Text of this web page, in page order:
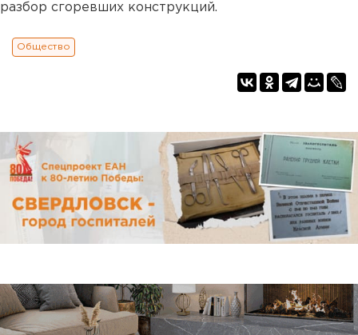
разбор сгоревших конструкций.
Общество